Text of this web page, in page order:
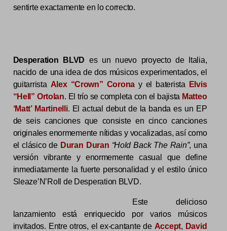
sentirte exactamente en lo correcto.
Desperation BLVD es un nuevo proyecto de Italia,
nacido de una idea de dos músicos experimentados, el
guitarrista Alex “Crown” Corona y el baterista
Elvis
“Hell” Ortolan. El trío se completa con el bajista Matteo
‘Matt’ Martinelli. El actual debut de la banda es un EP
de seis canciones que consiste en cinco canciones
originales enormemente nítidas y vocalizadas, así como
el clásico de Duran Duran “Hold Back The Rain”, una
versión vibrante y enormemente casual que define
inmediatamente la fuerte personalidad y el estilo único
Sleaze’N’Roll de Desperation BLVD.
Este delicioso
lanzamiento está enriquecido por varios músicos
invitados. Entre otros, el ex-cantante de Accept, David